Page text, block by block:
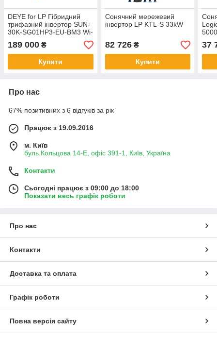
DEYE for LP Гібридний
трифазний інвертор SUN-
30K-SG01HP3-EU-BM3 Wi-
Fi
189 000 ₴
Купити
Сонячний мережевий
інвертор LP KTL-S 33kW
82 726₴
Купити
37
Про нас
67% позитивних з 6 відгуків за рік
Працює з 19.09.2016
м. Київ
буль.Кольцова 14-Е, офіс 391-1, Київ, Україна
Контакти
Сьогодні працює з 09:00 до 18:00
Показати весь графік роботи
Про нас
Контакти
Доставка та оплата
Графік роботи
Повна версія сайту